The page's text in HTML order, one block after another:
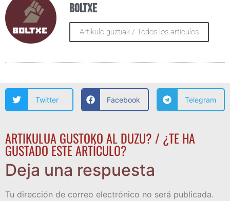
Boltxe
Artikulo guztiak / Todos los artículos
Twitter Facebook Telegram
ARTIKULUA GUSTOKO AL DUZU? / ¿TE HA
GUSTADO ESTE ARTÍCULO?
Deja una respuesta
Tu dirección de correo electrónico no será publicada.